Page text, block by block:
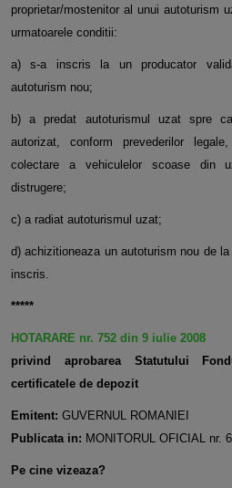
proprietar/mostenitor al unui autoturism
urmatoarele conditii:
a) s-a inscris la un producator
autoturism nou;
b) a predat autoturismul uzat spre
autorizat, conform prevederilor
colectare a vehiculelor scoase din
distrugere;
c) a radiat autoturismul uzat;
d) achizitioneaza un autoturism nou de
inscris.
*****
HOTARARE nr. 752 din 9 iulie 2008
privind aprobarea Statutului
certificatele de depozit
Emitent: GUVERNUL ROMANIEI
Publicata in: MONITORUL OFICIAL nr.
Pe cine vizeaza?